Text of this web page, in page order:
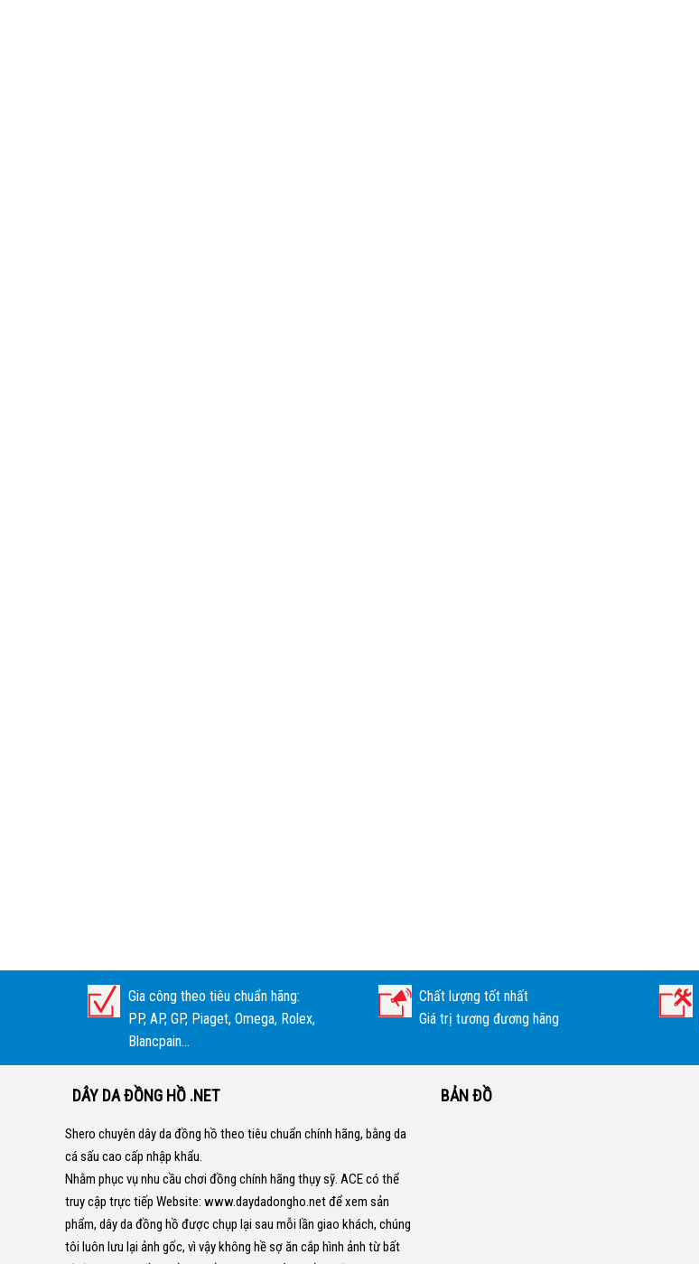
Gia công theo tiêu chuẩn hãng:
PP, AP, GP, Piaget, Omega, Rolex,
Blancpain...
Chất lượng tốt nhất
Giá trị tương đương hãng
DÂY DA ĐỒNG HỒ .NET
Shero chuyên dây da đồng hồ theo tiêu chuẩn chính hãng, bằng da
cá sấu cao cấp nhập khẩu.
Nhằm phục vụ nhu cầu chơi đồng chính hãng thụy sỹ. ACE có thể
truy cập trực tiếp Website: www.daydadongho.netđể xem sản
phẩm, dây da đồng hồ được chụp lại sau mỗi lần giao khách, chúng
tôi luôn lưu lại ảnh gốc, vì vậy không hề sợ ăn cắp hình ảnh từ bất
BẢN ĐỒ